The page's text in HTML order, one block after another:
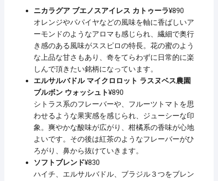
ニカラグア ブエノスアイレス カトゥーラ¥890
オレンジやパパイヤなどの風味を軸に香ばしいア
ーモンドのようなアロマも感じられ、繊細で奥行
き感のある風味がススピロの特長。花の蜜のよう
な上品な甘さもあり、奇をてらわずに日常的に楽
しんで頂きたい銘柄になっています。
エルサルバドル マイクロロット ラスヌベス農園
ブルボン ウォッシュト¥890
シトラス系のフレーバーや、フルーツトマトを思
わせるような果実感を感じられ、ジューシーな印
象。爽やかな酸味が広がり、柑橘系の香味が心地
よいです。その後は紅茶のようなフレーバーがひ
ろがり、鼻から抜けていきます。
ソフトブレンド¥830
ハイチ、エルサルバドル、ブラジル３つをブレン